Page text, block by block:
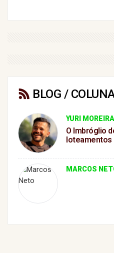
BLOG /
YURI MOREIRA
O Imbróglio
loteamentos
MARCOS